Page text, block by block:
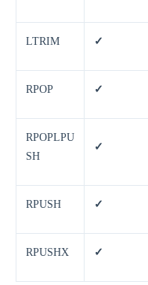
LTRIM ✓
RPOP ✓
RPOPLPU
SH
✓
RPUSH ✓
RPUSHX ✓